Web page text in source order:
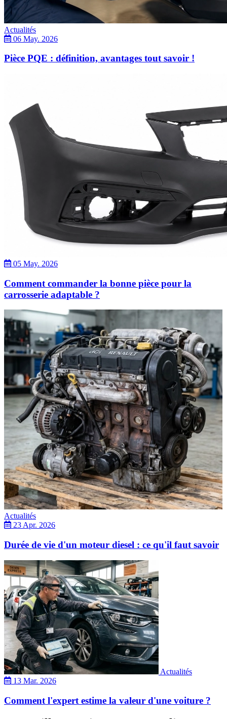
Actualités
06 May. 2026
Pièce PQE : définition, avantages tout savoir !
05 May. 2026
Comment commander la bonne pièce pour la
carrosserie adaptable ?
Actualités
23 Apr. 2026
Durée de vie d'un moteur diesel : ce qu'il faut savoir
Actualités
13 Mar. 2026
Comment l'expert estime la valeur d'une voiture ?